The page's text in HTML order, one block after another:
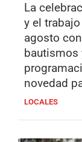
La
y el
agosto
bautismos
novedad
LOCALES